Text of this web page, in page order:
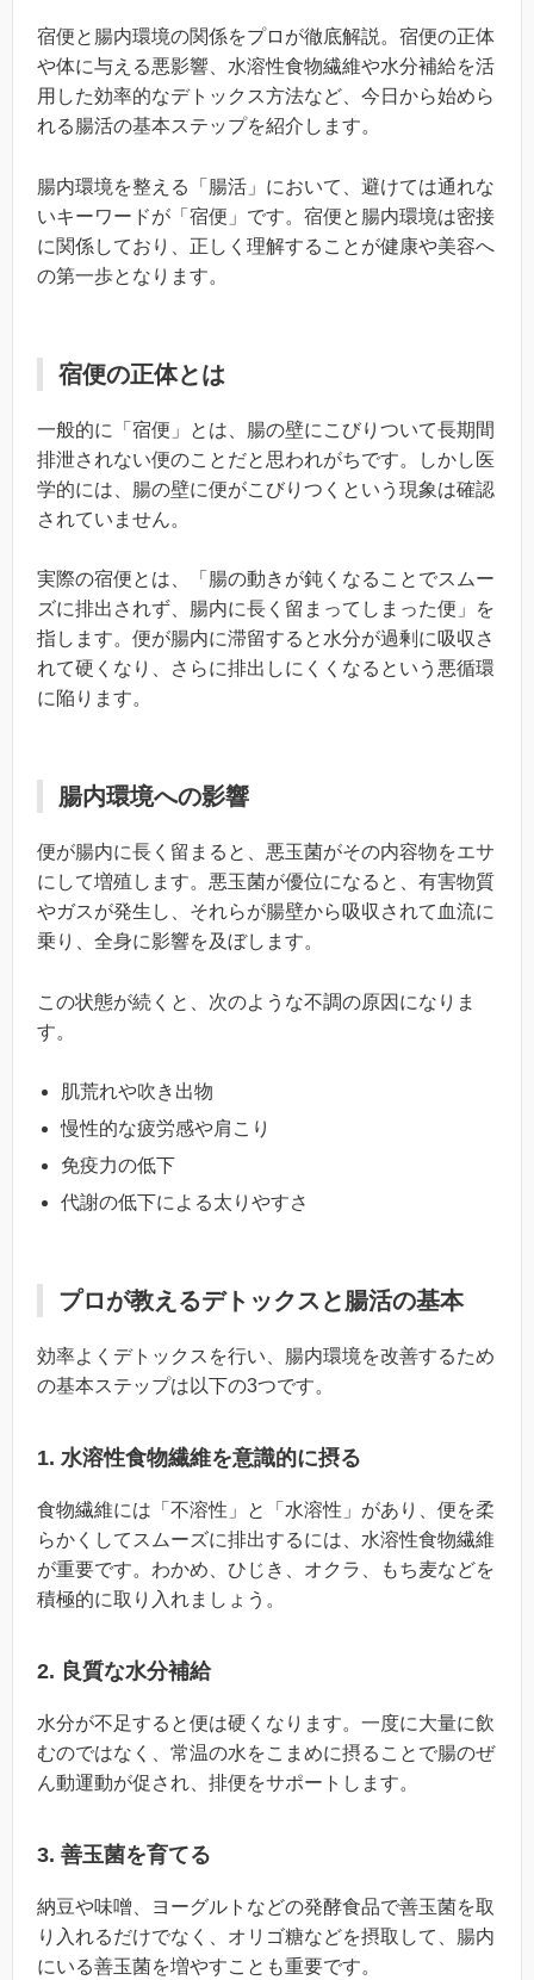
宿便と腸内環境の関係をプロが徹底解説。宿便の正体
や体に与える悪影響、水溶性食物繊維や水分補給を活
用した効率的なデトックス方法など、今日から始めら
れる腸活の基本ステップを紹介します。
腸内環境を整える「腸活」において、避けては通れな
いキーワードが「宿便」です。宿便と腸内環境は密接
に関係しており、正しく理解することが健康や美容へ
の第一歩となります。
宿便の正体とは
一般的に「宿便」とは、腸の壁にこびりついて長期間
排泄されない便のことだと思われがちです。しかし医
学的には、腸の壁に便がこびりつくという現象は確認
されていません。
実際の宿便とは、「腸の動きが鈍くなることでスムー
ズに排出されず、腸内に長く留まってしまった便」を
指します。便が腸内に滞留すると水分が過剰に吸収さ
れて硬くなり、さらに排出しにくくなるという悪循環
に陥ります。
腸内環境への影響
便が腸内に長く留まると、悪玉菌がその内容物をエサ
にして増殖します。悪玉菌が優位になると、有害物質
やガスが発生し、それらが腸壁から吸収されて血流に
乗り、全身に影響を及ぼします。
この状態が続くと、次のような不調の原因になりま
す。
肌荒れや吹き出物
慢性的な疲労感や肩こり
免疫力の低下
代謝の低下による太りやすさ
プロが教えるデトックスと腸活の基本
効率よくデトックスを行い、腸内環境を改善するため
の基本ステップは以下の3つです。
1. 水溶性食物繊維を意識的に摂る
食物繊維には「不溶性」と「水溶性」があり、便を柔
らかくしてスムーズに排出するには、水溶性食物繊維
が重要です。わかめ、ひじき、オクラ、もち麦などを
積極的に取り入れましょう。
2. 良質な水分補給
水分が不足すると便は硬くなります。一度に大量に飲
むのではなく、常温の水をこまめに摂ることで腸のぜ
ん動運動が促され、排便をサポートします。
3. 善玉菌を育てる
納豆や味噌、ヨーグルトなどの発酵食品で善玉菌を取
り入れるだけでなく、オリゴ糖などを摂取して、腸内
にいる善玉菌を増やすことも重要です。